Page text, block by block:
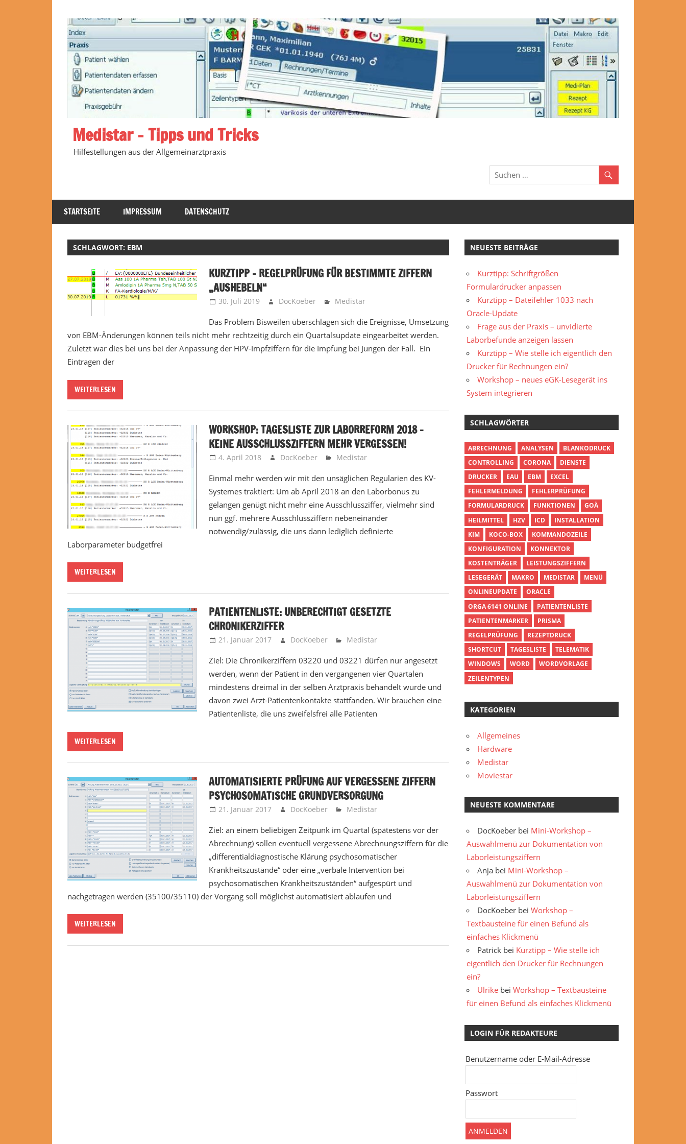
Inhalt
springen
Medistar – Tipps und Tricks
Hilfestellungen aus der Allgemeinarztpraxis
STARTSEITE IMPRESSUM DATENSCHUTZ
SCHLAGWORT: EBM
KURZTIPP – REGELPRÜFUNG FÜR BESTIMMTE ZIFFERN
„AUSHEBELN“
30. Juli 2019 DocKoeber Medistar
Das Problem Bisweilen überschlagen sich die Ereignisse, Umsetzung
von EBM-Änderungen können teils nicht mehr rechtzeitig durch ein Quartalsupdate eingearbeitet werden.
Zuletzt war dies bei uns bei der Anpassung der HPV-Impfziffern für die Impfung bei Jungen der Fall. Ein
Eintragen der
WEITERLESEN
WORKSHOP: TAGESLISTE ZUR LABORREFORM 2018 –
KEINE AUSSCHLUSSZIFFERN MEHR VERGESSEN!
4. April 2018 DocKoeber Medistar
Einmal mehr werden wir mit den unsäglichen Regularien des KV-
Systemes traktiert: Um ab April 2018 an den Laborbonus zu
gelangen genügt nicht mehr eine Ausschlussziffer, vielmehr sind
nun ggf. mehrere Ausschlussziffern nebeneinander
notwendig/zulässig, die uns dann lediglich definierte
Laborparameter budgetfrei
WEITERLESEN
PATIENTENLISTE: UNBERECHTIGT GESETZTE
CHRONIKERZIFFER
21. Januar 2017 DocKoeber Medistar
Ziel: Die Chronikerziffern 03220 und 03221 dürfen nur angesetzt
werden, wenn der Patient in den vergangenen vier Quartalen
mindestens dreimal in der selben Arztpraxis behandelt wurde und
davon zwei Arzt-Patientenkontakte stattfanden. Wir brauchen eine
Patientenliste, die uns zweifelsfrei alle Patienten
WEITERLESEN
AUTOMATISIERTE PRÜFUNG AUF VERGESSENE ZIFFERN
PSYCHOSOMATISCHE GRUNDVERSORGUNG
21. Januar 2017 DocKoeber Medistar
Ziel: an einem beliebigen Zeitpunk im Quartal (spätestens vor der
Abrechnung) sollen eventuell vergessene Abrechnungsziffern für die
„differentialdiagnostische Klärung psychosomatischer
Krankheitszustände“ oder eine „verbale Intervention bei
psychosomatischen Krankheitszuständen“ aufgespürt und
nachgetragen werden (35100/35110) der Vorgang soll möglichst automatisiert ablaufen und
WEITERLESEN
NEUESTE BEITRÄGE
Kurztipp: Schriftgrößen
Formulardrucker anpassen
Kurztipp – Dateifehler 1033 nach
Oracle-Update
Frage aus der Praxis – unvidierte
Laborbefunde anzeigen lassen
Kurztipp – Wie stelle ich eigentlich den
Drucker für Rechnungen ein?
Workshop – neues eGK-Lesegerät ins
System integrieren
SCHLAGWÖRTER
ABRECHNUNG ANALYSEN
BLANKODRUCK
CONTROLLING
CORONA
DIENSTE
DRUCKER
EAU EBM
EXCEL
FEHLERMELDUNG
FEHLERPRÜFUNG
FORMULARDRUCK
FUNKTIONEN
GOÄ
HEILMITTEL
HZV ICD
INSTALLATION
KIM
KOCO-BOX
KOMMANDOZEILE
KONFIGURATION
KONNEKTOR
KOSTENTRÄGER
LEISTUNGSZIFFERN
LESEGERÄT
MAKRO MEDISTAR
MENÜ
ONLINEUPDATE
ORACLE
ORGA 6141 ONLINE
PATIENTENLISTE
PATIENTENMARKER
PRISMA
REGELPRÜFUNG
REZEPTDRUCK
SHORTCUT
TAGESLISTE
TELEMATIK
WINDOWS
WORD
WORDVORLAGE
ZEILENTYPEN
KATEGORIEN
Allgemeines
Hardware
Medistar
Moviestar
NEUESTE KOMMENTARE
DocKoeber bei Mini-Workshop –
Auswahlmenü zur Dokumentation von
Laborleistungsziffern
Anja bei Mini-Workshop –
Auswahlmenü zur Dokumentation von
Laborleistungsziffern
DocKoeber beiWorkshop –
Textbausteine für einen Befund als
einfaches Klickmenü
Patrick bei Kurztipp – Wie stelle ich
eigentlich den Drucker für Rechnungen
ein?
Ulrike beiWorkshop – Textbausteine
für einen Befund als einfaches Klickmenü
LOGIN FÜR REDAKTEURE
Benutzername oder E-Mail-Adresse
Passwort